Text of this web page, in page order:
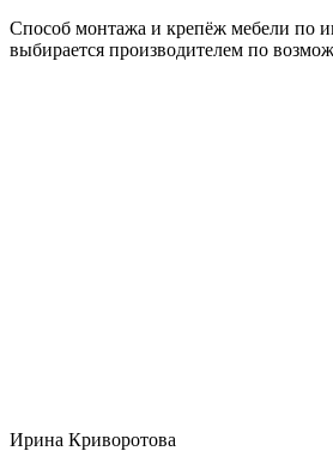
Способ монтажа и крепёж мебели по
выбирается производителем по
Ирина Криворотова